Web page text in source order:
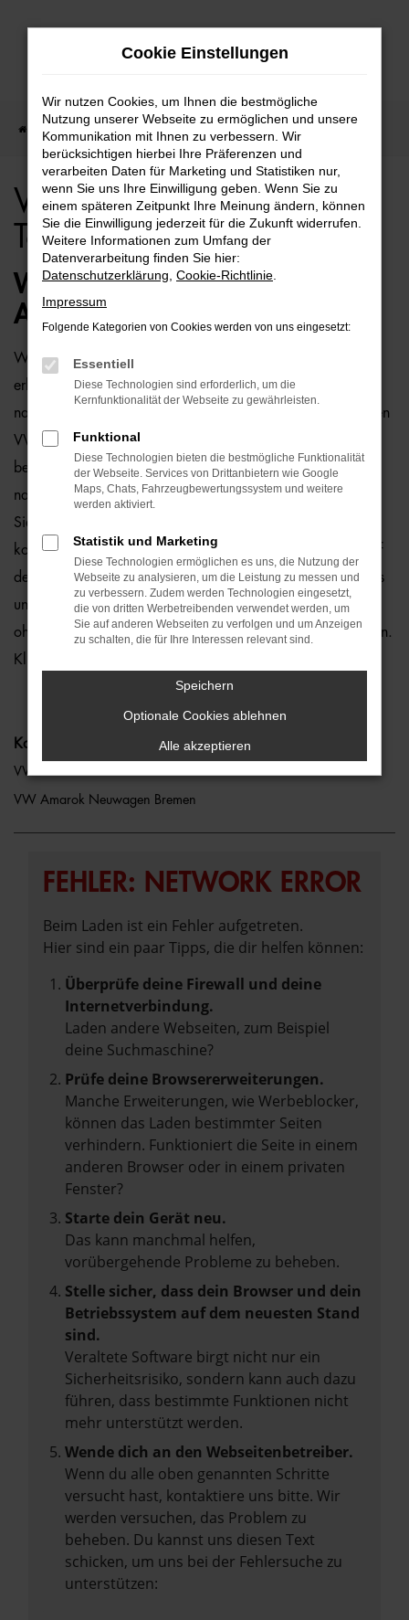
Zum
Startseite Bremen VW VW Amarok für Bremen Top Angebote
VW Amarok für Bremen
Top Angebote
WIE WÄRE ES MIT EINEM VW
AMAROK FÜR BREMEN?
Wer zu uns und damit zur Auto-Familie Ostermaier kommt,
erhält viele Vorschläge rund um die Mobilität. Das gilt
natürlich auch für Bremen und Umgebung, wo wir gerne den
VW Amarok empfehlen. Die Rede ist von einem rundum
bewährten und zuverlässigen Fahrzeug, das perfekt zu
nahezu jedem Anspruch in Bremen passt. Gerne lassen wir
Sie bei uns vor Ort einsteigen oder übernehmen die
komplette Beratung auf digitalem Weg. Der Vorteil liegt auf
der Hand, denn so erhalten Sie Ihren VW Amarok frei Haus
und erfreuen sich an der direkten Lieferung nach Bremen
ohne für den Autokauf Ihre eigenen vier Wände zu verlassen.
Klingt gut? Dann kontaktieren Sie uns noch heute.
Kategorie
VW Amarok Bremen
VW Amarok Neuwagen Bremen
FEHLER: NETWORK ERROR
Beim Laden ist ein Fehler aufgetreten.
Hier sind ein paar Tipps, die dir helfen können:
Überprüfe deine Firewall und deine
Internetverbindung.
Laden andere Webseiten, zum Beispiel
deine Suchmaschine?
Prüfe deine Browsererweiterungen.
Manche Erweiterungen, wie Werbeblocker,
können das Laden bestimmter Seiten
verhindern. Funktioniert die Seite in einem
anderen Browser oder in einem privaten
Fenster?
Starte dein Gerät neu.
Das kann manchmal helfen,
vorübergehende Probleme zu beheben.
Stelle sicher, dass dein Browser und dein
Betriebssystem auf dem neuesten Stand
sind.
Veraltete Software birgt nicht nur ein
Sicherheitsrisiko, sondern kann auch dazu
führen, dass bestimmte Funktionen nicht
mehr unterstützt werden.
Wende dich an den Webseitenbetreiber.
Wenn du alle oben genannten Schritte
versucht hast, kontaktiere uns bitte. Wir
werden versuchen, das Problem zu
beheben. Du kannst uns diesen Text
schicken, um uns bei der Fehlersuche zu
unterstützen:
Cookie Einstellungen
Wir nutzen Cookies, um Ihnen die bestmögliche
Nutzung unserer Webseite zu ermöglichen und unsere
Kommunikation mit Ihnen zu verbessern. Wir
berücksichtigen hierbei Ihre Präferenzen und
verarbeiten Daten für Marketing und Statistiken nur,
wenn Sie uns Ihre Einwilligung geben. Wenn Sie zu
einem späteren Zeitpunkt Ihre Meinung ändern, können
Sie die Einwilligung jederzeit für die Zukunft widerrufen.
Weitere Informationen zum Umfang der
Datenverarbeitung finden Sie hier:
Datenschutzerklärung Cookie-Richtlinie
Impressum
Folgende Kategorien von Cookies werden von uns eingesetzt:
Essentiell
Diese Technologien sind erforderlich, um die
Kernfunktionalität der Webseite zu gewährleisten.
Funktional
Diese Technologien bieten die bestmögliche Funktionalität
der Webseite. Services von Drittanbietern wie Google
Maps, Chats, Fahrzeugbewertungssystem und weitere
werden aktiviert.
Statistik und Marketing
Diese Technologien ermöglichen es uns, die Nutzung der
Webseite zu analysieren, um die Leistung zu messen und
zu verbessern. Zudem werden Technologien eingesetzt,
die von dritten Werbetreibenden verwendet werden, um
Sie auf anderen Webseiten zu verfolgen und um Anzeigen
zu schalten, die für Ihre Interessen relevant sind.
Speichern
Optionale Cookies ablehnen
Alle akzeptieren